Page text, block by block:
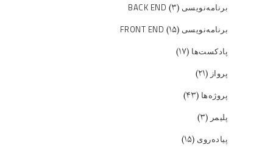
برنامه‌نویسی BACK END (۳)
برنامه‌نویسی FRONT END (۱۵)
پادکست‌ها (۱۷)
پرواز (۲۱)
پروژه‌ها (۴۳)
پلیمر (۳)
پیاده‌روی (۱۵)